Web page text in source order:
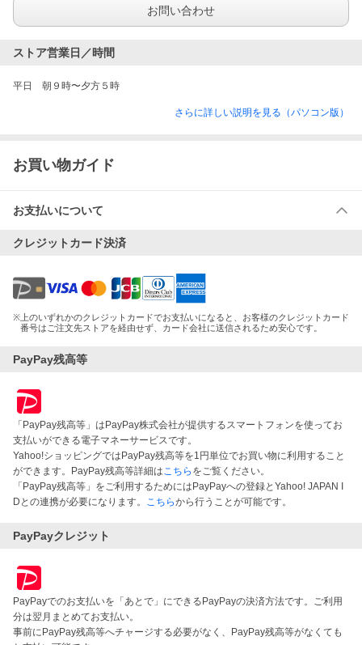
お問い合わせ
ストア営業日／時間
平日　朝９時〜夕方５時
さらに詳しい説明を見る（パソコン版）
お買い物ガイド
お支払いについて
クレジットカード決済
※ 上のいずれかのクレジットカードでお支払いになると、お客様のクレジットカード
番号はご注文先ストアを経由せず、カード会社に送信されるため安心です。
PayPay残高等
「PayPay残高等」はPayPay株式会社が提供するスマートフォンを使ってお
支払いができる電子マネーサービスです。
Yahoo!ショッピングではPayPay残高等を1円単位でお買い物に利用すること
ができます。PayPay残高等詳細は こちら をご覧ください。
「PayPay残高等」をご利用するためにはPayPayへの登録とYahoo! JAPAN I
Dとの連携が必要になります。
こちらから行うことが可能です。
PayPayクレジット
PayPayでのお支払いを「あとで」にできるPayPayの決済方法です。ご利用
分は翌月まとめてお支払い。
事前にPayPay残高等へチャージする必要がなく、PayPay残高等がなくても